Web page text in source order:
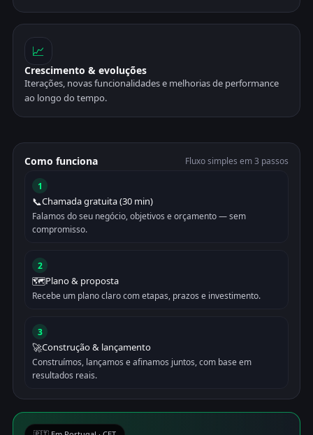
📈
Crescimento & evoluções
Iterações, novas funcionalidades e melhorias de performance
ao longo do tempo.
Como funciona Fluxo simples em 3 passos
1
📞Chamada gratuita (30 min)
Falamos do seu negócio, objetivos e orçamento — sem
compromisso.
2
🗺️Plano & proposta
Recebe um plano claro com etapas, prazos e investimento.
3
🚀Construção & lançamento
Construímos, lançamos e afinamos juntos, com base em
resultados reais.